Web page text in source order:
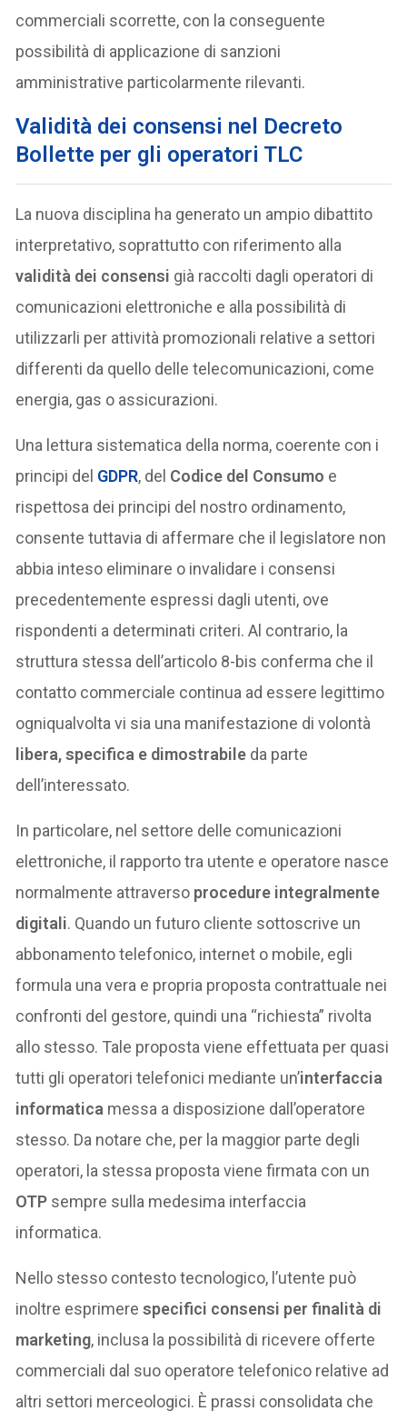
commerciali scorrette, con la conseguente
possibilità di applicazione di sanzioni
amministrative particolarmente rilevanti.
Validità dei consensi nel Decreto
Bollette per gli operatori TLC
La nuova disciplina ha generato un ampio dibattito
interpretativo, soprattutto con riferimento alla
validità dei consensi già raccolti dagli operatori di
comunicazioni elettroniche e alla possibilità di
utilizzarli per attività promozionali relative a settori
differenti da quello delle telecomunicazioni, come
energia, gas o assicurazioni.
Una lettura sistematica della norma, coerente con i
principi del GDPR, del Codice del Consumo e
rispettosa dei principi del nostro ordinamento,
consente tuttavia di affermare che il legislatore non
abbia inteso eliminare o invalidare i consensi
precedentemente espressi dagli utenti, ove
rispondenti a determinati criteri. Al contrario, la
struttura stessa dell’articolo 8-bis conferma che il
contatto commerciale continua ad essere legittimo
ogniqualvolta vi sia una manifestazione di volontà
libera, specifica e dimostrabile da parte
dell’interessato.
In particolare, nel settore delle comunicazioni
elettroniche, il rapporto tra utente e operatore nasce
normalmente attraverso procedure integralmente
digitali. Quando un futuro cliente sottoscrive un
abbonamento telefonico, internet o mobile, egli
formula una vera e propria proposta contrattuale nei
confronti del gestore, quindi una “richiesta” rivolta
allo stesso. Tale proposta viene effettuata per quasi
tutti gli operatori telefonici mediante un’interfaccia
informatica messa a disposizione dall’operatore
stesso. Da notare che, per la maggior parte degli
operatori, la stessa proposta viene firmata con un
OTP sempre sulla medesima interfaccia
informatica.
Nello stesso contesto tecnologico, l’utente può
inoltre esprimerespecifici consensi per finalità di
marketing, inclusa la possibilità di ricevere offerte
commerciali dal suo operatore telefonico relative ad
altri settori merceologici. È prassi consolidata che